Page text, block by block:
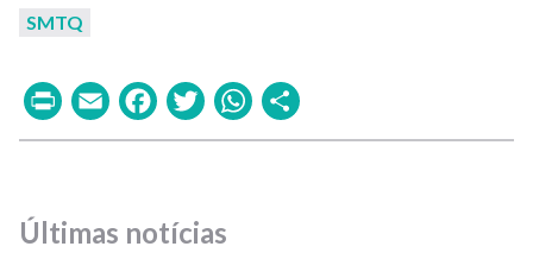
SMTQ
PrintEmailFacebook
TwitterWhatsApp
Últimas notícias